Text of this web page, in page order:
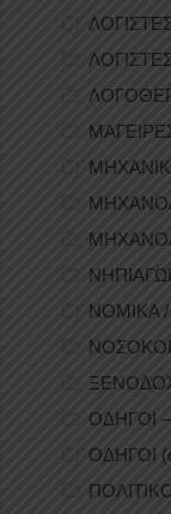
ΝΟΜΙΚΑ /
ΟΔΗΓΟΙ
ΟΔΗΓΟΙ